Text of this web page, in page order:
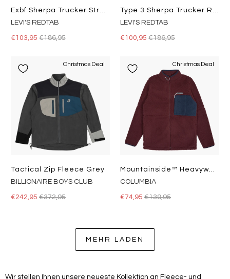
Exbf Sherpa Trucker Strangerwa Light Indigo - Worn In
LEVI'S REDTAB
€103,95€186,95
Type 3 Sherpa Trucker Rockridg Med Indigo - Worn In
LEVI'S REDTAB
€100,95 €186,95
Christmas Deal
Tactical Zip Fleece Grey
BILLIONAIRE BOYS CLUB
€242,95€372,95
Christmas Deal
Mountainside™ Heavyweight Flee Elderberry, Col
COLUMBIA
€74,95 €139,95
MEHR LADEN
Wir stellen Ihnen unsere neueste Kollektion an Fleece- und